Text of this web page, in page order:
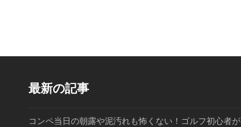
最新の記事
コンペ当日の朝露や泥汚れも怖くない！ゴルフ初心者が